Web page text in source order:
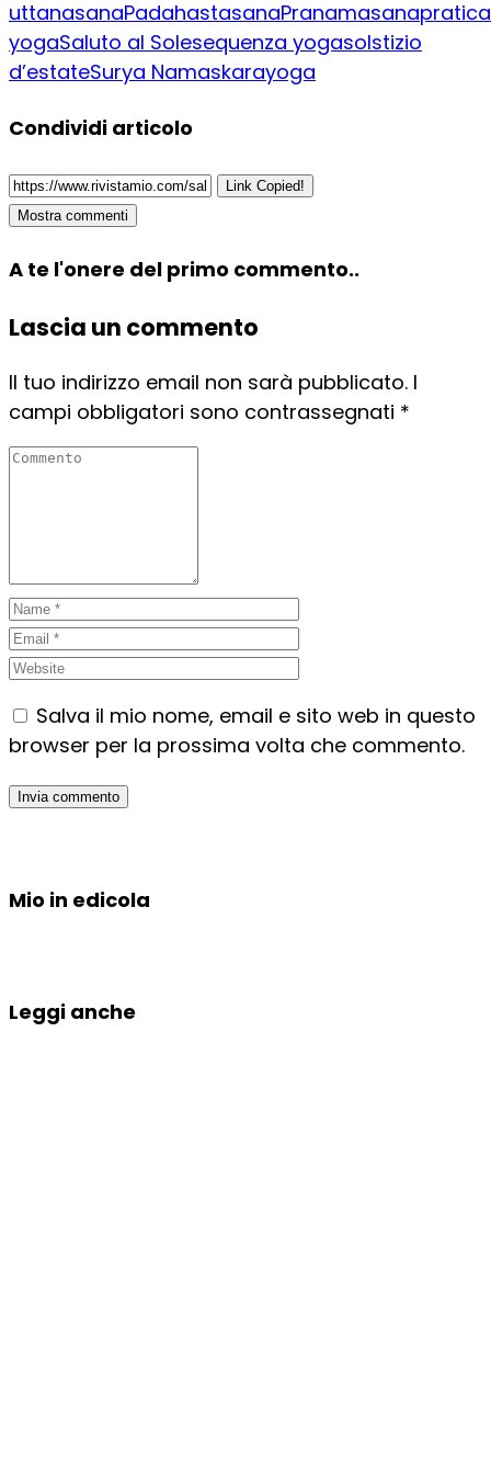
uttanasanaPadahastasanaPranamasanapratica
yogaSaluto al Solesequenza yogasolstizio
d’estateSurya Namaskarayoga
Condividi articolo
Link Copied!
Mostra commenti
A te l'onere del primo commento..
Lascia un commento
Il tuo indirizzo email non sarà pubblicato. I
campi obbligatori sono contrassegnati *
Salva il mio nome, email e sito web in questo
browser per la prossima volta che commento.
Mio in edicola
Leggi anche